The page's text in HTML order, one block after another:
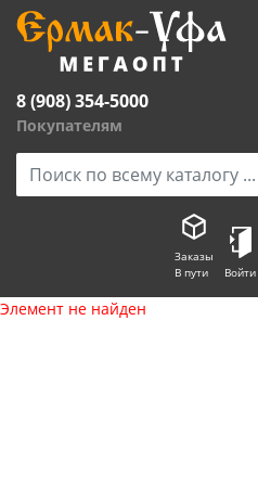
8 (908) 354-5000
Покупателям
Заказы
В пути
Войти
Элемент не найден